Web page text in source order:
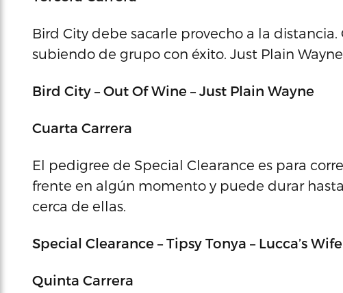
Bird City debe sacarle provecho a la
subiendo de grupo con éxito. Just Plain
Bird City – Out Of Wine – Just Plain Wayne
Cuarta Carrera
El pedigree de Special Clearance es para
frente en algún momento y puede durar
cerca de ellas.
Special Clearance – Tipsy Tonya – Lucca’s Wife
Quinta Carrera